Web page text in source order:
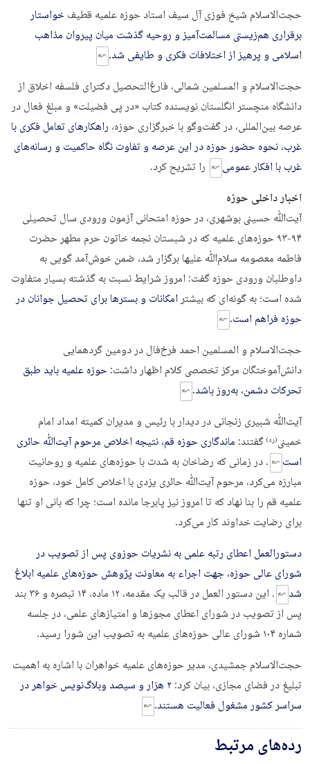
حجت‌الاسلام شیخ فوزی آل سیف استاد حوزه علمیه قطیفخواستار
برقراری هم‌زیستی مسالمت‌آمیز و روحیه گذشت میان پیروان مذاهب
اسلامی و پرهیز از اختلافات فکری و طایفی شد.
حجت‌الاسلام و المسلمین شمالی، فارغ‌التحصیل دکترای فلسفه اخلاق از
دانشگاه منچستر انگلستان نویسنده کتاب «در پی فضیلت» و مبلغ فعال در
عرصه بین‌المللی، در گفت‌وگو با خبرگزاری حوزه، راهکارهای تعامل فکری با
غرب، نحوه حضور حوزه در این عرصه و تفاوت نگاه حاکمیت و رسانه‌های
غرب با افکار عمومی
را تشریح کرد.
اخبار داخلی حوزه
آیت‌ﷲ حسینی بوشهری، در حوزه امتحانی آزمون ورودی سال تحصیلی
۹۴-۹۳ حوزه‌های علمیه که در شبستان نجمه خاتون حرم مطهر حضرت
فاطمه معصومه سلام‌ﷲ علیها برگزار شد، ضمن خوش‌آمد گویی به
داوطلبان ورودی حوزه گفت: امروز شرایط نسبت به گذشته بسیار متفاوت
شده است؛ به گونه‌ای که بیشترامکانات و بسترها برای تحصیل جوانان در
حوزه فراهم است.
حجت‌الاسلام و المسلمین احمد فرخ‌فال در دومین گردهمایی
دانش‌آموختگان مرکز تخصصی کلام اظهار داشت:حوزه علمیه باید طبق
تحرکات دشمن، به‌روز باشد.
آیت‌ﷲ شبیری زنجانی در دیدار با رئیس و مدیران کمیته امداد امام
خمینی(ره) گفتند: ماندگاری حوزه قم، نتیجه اخلاص مرحوم آیت‌ﷲ حائری
است
. در زمانی که رضاخان به شدت با حوزه‌های علمیه و روحانیت
مبارزه می‌کرد، مرحوم آیت‌ﷲ حائری یزدی با اخلاص کامل خود، حوزه‌
علمیه قم را بنا نهاد که تا امروز نیز پابرجا مانده است؛ چرا که بانی او تنها
برای رضایت خداوند کار می‌کرد.
دستورالعمل اعطای رتبه علمی به نشریات حوزوی پس از تصویب در
شورای عالی حوزه، جهت اجراء به معاونت پژوهش حوزه‌های علمیه ابلاغ
شد
. این دستور العمل در قالب یک مقدمه، ۱۲ ماده، ۱۴ تبصره و ۳۶ بند
پس از تصویب در شورای اعطای مجوزها و امتیاز‌های علمی، در جلسه
شماره ۱۰۴ شورای عالی حوزه‌های علمیه به تصویب این شورا رسید.
حجت‌الاسلام جمشیدی، مدیر حوزه‌های علمیه خواهران با اشاره به اهمیت
تبلیغ در فضای مجازی،‌ بیان کرد:
۲ هزار و سیصد وبلاگ‌نویس خواهر در
سراسر کشور مشغول فعالیت هستند.
رده‌های مرتبط